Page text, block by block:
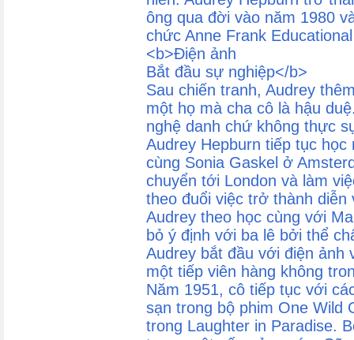
ông qua đời vào năm 1980
chức Anne Frank
<b>Điện ảnh
Bắt đầu sự nghiệp</b>
Sau chiến tranh, Audrey
một họ mà cha cô là hậu
nghệ danh chứ không thực
Audrey Hepburn tiếp tục
cùng Sonia Gaskel ở
chuyển tới London và làm
theo đuổi việc trở thành diễn
Audrey theo học cùng với
bỏ ý định với ba lê bởi thể
Audrey bắt đầu với điện ảnh
một tiếp viên hàng không
Năm 1951, cô tiếp tục với
sạn trong bộ phim One Wild
trong Laughter in Paradise.